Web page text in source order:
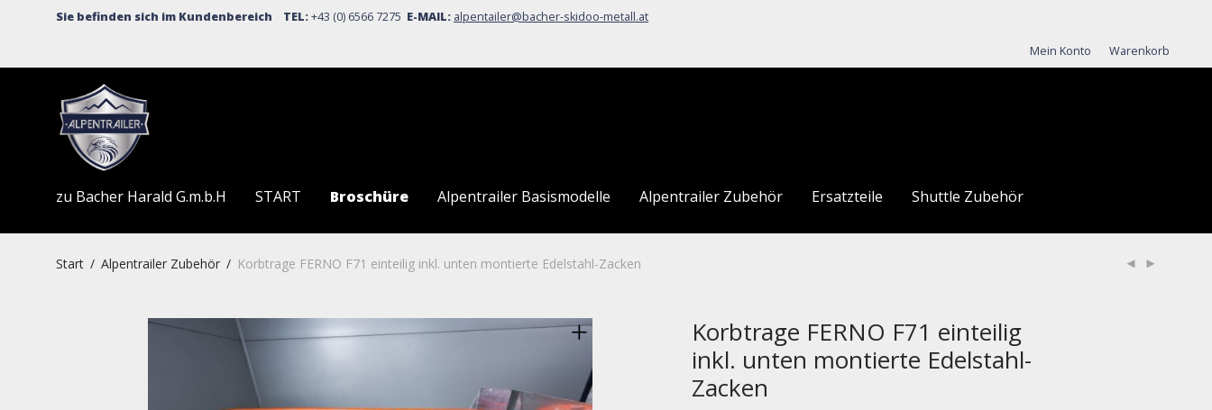
Sie befinden sich im Kundenbereich TEL:+43 (0) 6566 7275 E-MAIL: alpentailer@bacher-skidoo-metall.at
Mein Konto Warenkorb
zu Bacher Harald G.m.b.H START Broschüre Alpentrailer Basismodelle Alpentrailer Zubehör Ersatzteile Shuttle Zubehör
Start / Alpentrailer Zubehör / Korbtrage FERNO F71 einteilig inkl. unten montierte Edelstahl-Zacken
Korbtrage FERNO F71 einteilig
inkl. unten montierte Edelstahl-
Zacken